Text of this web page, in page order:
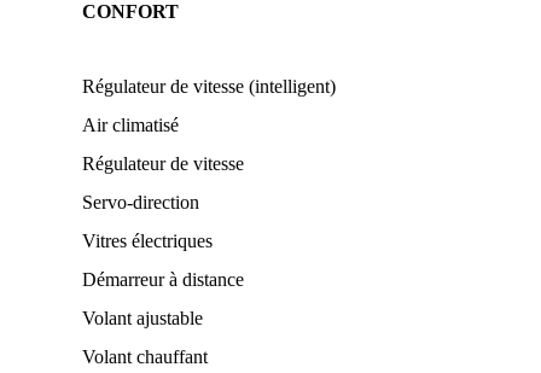
CONFORT
Régulateur de vitesse (intelligent)
Air climatisé
Régulateur de vitesse
Servo-direction
Vitres électriques
Démarreur à distance
Volant ajustable
Volant chauffant